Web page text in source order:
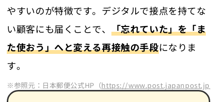
やすいのが特徴です。デジタルで接点を持てな
い顧客にも届くことで、 「忘れていた」を「ま
た使おう」へと変える再接触の手段になりま
す。
※参照元：日本郵便公式HP（https://www.post.japanpost.jp/